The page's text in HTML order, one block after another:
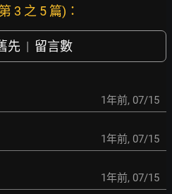
3 之 5 篇)：
先 | 留言數
1年前, 07/15
1年前, 07/15
1年前, 07/15